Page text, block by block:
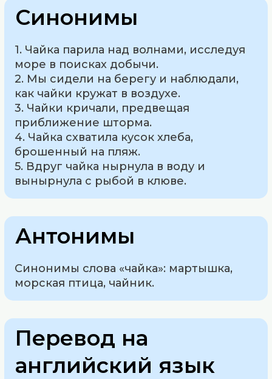
Синонимы
1. Чайка парила над волнами, исследуя
море в поисках добычи.
2. Мы сидели на берегу и наблюдали,
как чайки кружат в воздухе.
3. Чайки кричали, предвещая
приближение шторма.
4. Чайка схватила кусок хлеба,
брошенный на пляж.
5. Вдруг чайка нырнула в воду и
вынырнула с рыбой в клюве.
Антонимы
Синонимы слова «чайка»: мартышка,
морская птица, чайник.
Перевод на
английский язык